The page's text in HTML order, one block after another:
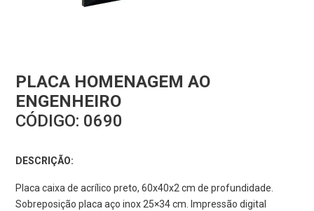
PLACA HOMENAGEM AO
ENGENHEIRO
CÓDIGO: 0690
DESCRIÇÃO:
Placa caixa de acrílico preto, 60x40x2 cm de profundidade.
Sobreposição placa aço inox 25×34 cm. Impressão digital